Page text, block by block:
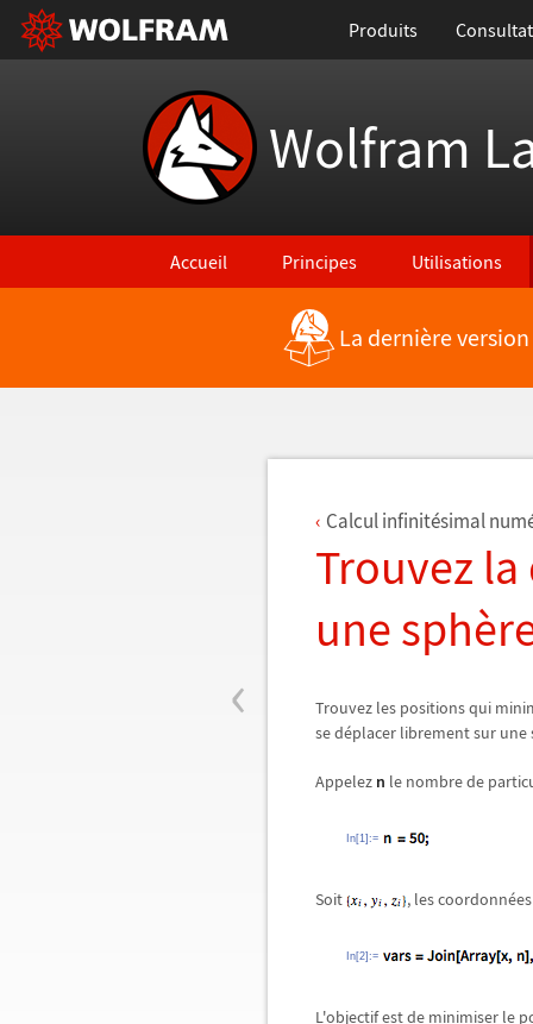
Produits
Wolfram
Accueil Principes Utilisations
Retour vers les nouvelles fonctionnalités
La dernière
‹
Calcul infinitésimal
Trouvez
une
Trouvez les positions qui
se déplacer librement sur une
Appelez n le nombre de
In[1]:=
Soit , les
In[2]:=
L'objectif est de minimiser le